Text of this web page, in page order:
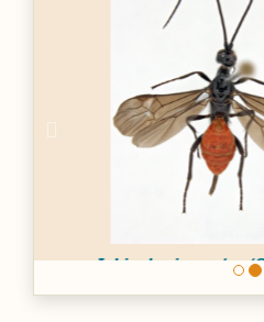
Bassus calculator
Previous